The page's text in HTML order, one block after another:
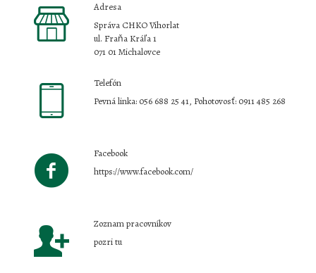
Adresa
Správa CHKO Vihorlat
ul. Fraňa Kráľa 1
071 01 Michalovce
Telefón
Pevná linka: 056 688 25 41, Pohotovosť: 0911 485 268
Facebook
https://www.facebook.com/
Zoznam pracovníkov
pozri tu